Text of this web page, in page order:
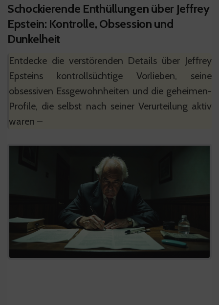
Schockierende Enthüllungen über Jeffrey
Epstein: Kontrolle, Obsession und
Dunkelheit
Entdecke die verstörenden Details über Jeffrey
Epsteins kontrollsüchtige Vorlieben, seine
obsessiven Essgewohnheiten und die geheimen-
Profile, die selbst nach seiner Verurteilung aktiv
waren –